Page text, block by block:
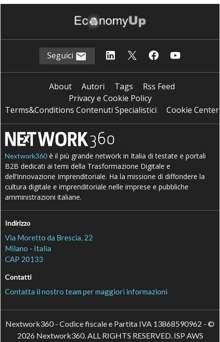
Seguici
About Autori Tags
Rss Feed
Privacy e Cookie Policy
Terms&Conditions Contenuti Specialistici
Cookie Center
Nextwork360 è il più grande network in Italia di testate e portali
B2B dedicati ai temi della Trasformazione Digitale e
dell’Innovazione Imprenditoriale. Ha la missione di diffondere la
cultura digitale e imprenditoriale nelle imprese e pubbliche
amministrazioni italiane.
Indirizzo
Via Moretto da Brescia, 22
Milano - Italia
CAP 20133
Contatti
Contatta il nostro team per maggiori informazioni
Nextwork360 - Codice fiscale e Partita IVA 13868590962 - ©
2026 Nextwork360. ALL RIGHTS RESERVED. ISP AWS